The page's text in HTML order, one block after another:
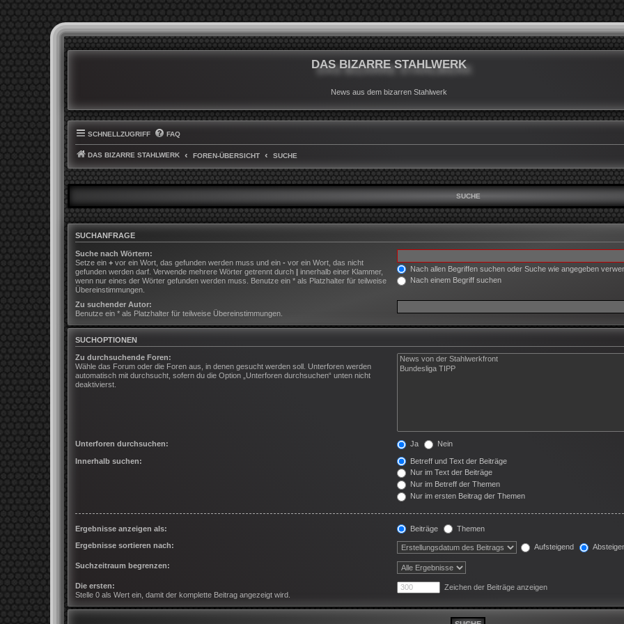
DAS BIZARRE STAHLWERK
News aus dem bizarren Stahlwerk
SCHNELLZUGRIFF FAQ
DAS BIZARRE STAHLWERK FOREN-ÜBERSICHT SUCHE
SUCHE
SUCHANFRAGE
Suche nach Wörtern:
Setze ein + vor ein Wort, das gefunden werden muss und ein - vor ein Wort, das nicht
gefunden werden darf. Verwende mehrere Wörter getrennt durch | innerhalb einer Klammer,
wenn nur eines der Wörter gefunden werden muss. Benutze ein * als Platzhalter für teilweise
Übereinstimmungen.
Nach allen Begriffen suchen oder Suche wie angegeben
Nach einem Begriff suchen
Zu suchender Autor:
Benutze ein * als Platzhalter für teilweise Übereinstimmungen.
SUCHOPTIONEN
Zu durchsuchende Foren:
Wähle das Forum oder die Foren aus, in denen gesucht werden soll. Unterforen werden
automatisch mit durchsucht, sofern du die Option „Unterforen durchsuchen“ unten nicht
deaktivierst.
Unterforen durchsuchen: Ja Nein
Innerhalb suchen:
Betreff und Text der Beiträge
Nur im Text der Beiträge
Nur im Betreff der Themen
Nur im ersten Beitrag der Themen
Ergebnisse anzeigen als: Beiträge Themen
Ergebnisse sortieren nach: Aufsteigend
Suchzeitraum begrenzen:
Die ersten:
Stelle 0 als Wert ein, damit der komplette Beitrag angezeigt wird.
Zeichen der Beiträge anzeigen